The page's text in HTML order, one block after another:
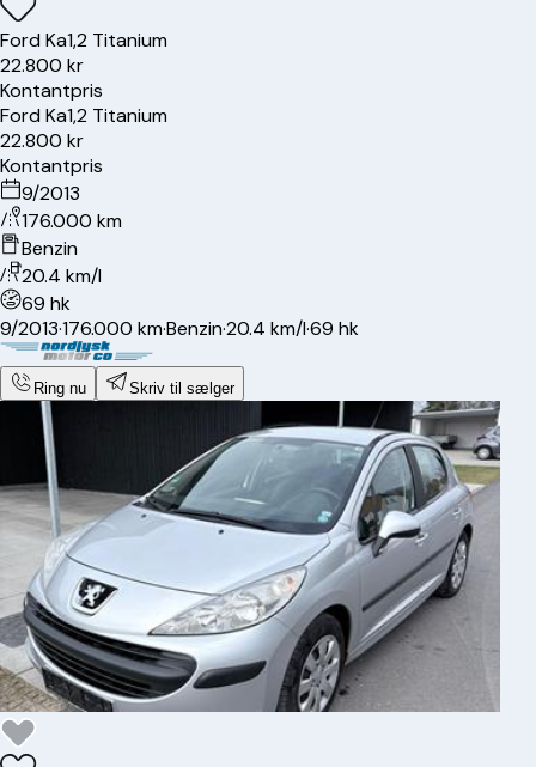
FordKa1,2 Titanium
22.800 kr
Kontantpris
FordKa1,2 Titanium
22.800 kr
Kontantpris
9/2013
176.000 km
Benzin
20.4 km/l
69 hk
9/2013·176.000 km·Benzin·20.4 km/l·69 hk
Ring nu Skriv til sælger